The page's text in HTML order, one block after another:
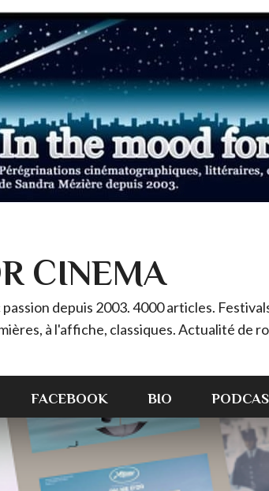
CINEMA
depuis 2003. 4000 articles.
à l'affiche, classiques. Actualité de
FACEBOOK BIO